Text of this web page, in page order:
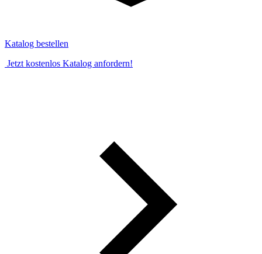
Katalog bestellen
Jetzt kostenlos Katalog anfordern!